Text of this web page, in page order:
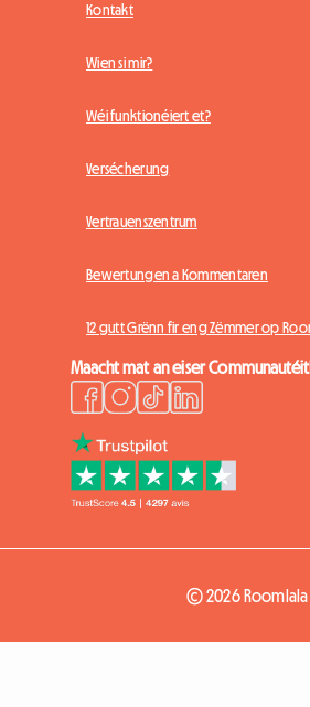
Kontakt
Wien si mir?
Wéi funktionéiert et?
Versécherung
Vertrauenszentrum
Bewertungen a Kommentaren
12 gutt Grënn fir eng Zëmmer op
Maacht mat an eiser
© 2026 Roomlala